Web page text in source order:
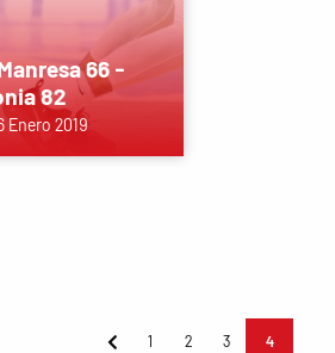
66 -
82
Enero 2019
1 2 3 4